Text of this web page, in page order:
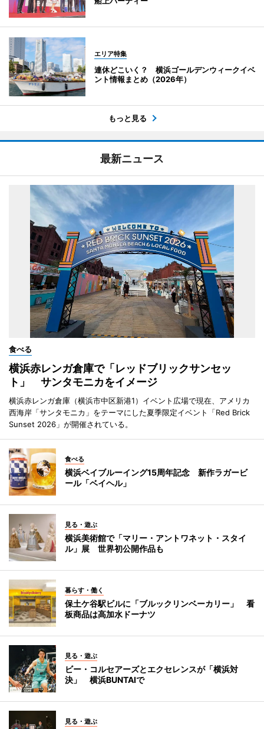
エリア特集
連休どこいく？ 横浜ゴールデンウィークイベ
ント情報まとめ（2026年）
もっと見る
最新ニュース
食べる
横浜赤レンガ倉庫で「レッドブリックサンセッ
ト」 サンタモニカをイメージ
横浜赤レンガ倉庫（横浜市中区新港1）イベント広場で現在、アメリカ
西海岸「サンタモニカ」をテーマにした夏季限定イベント「Red Brick
Sunset 2026」が開催されている。
食べる
横浜ベイブルーイング15周年記念 新作ラガービ
ール「ベイヘル」
見る・遊ぶ
横浜美術館で「マリー・アントワネット・スタイ
ル」展 世界初公開作品も
暮らす・働く
保土ケ谷駅ビルに「ブルックリンベーカリー」 看
板商品は高加水ドーナツ
見る・遊ぶ
ビー・コルセアーズとエクセレンスが「横浜対
決」 横浜BUNTAIで
見る・遊ぶ